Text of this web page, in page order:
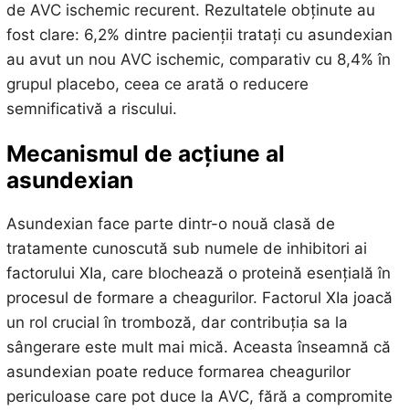
de AVC ischemic recurent. Rezultatele obținute au
fost clare: 6,2% dintre pacienții tratați cu asundexian
au avut un nou AVC ischemic, comparativ cu 8,4% în
grupul placebo, ceea ce arată o reducere
semnificativă a riscului.
Mecanismul de acțiune al
asundexian
Asundexian face parte dintr-o nouă clasă de
tratamente cunoscută sub numele de inhibitori ai
factorului XIa, care blochează o proteină esențială în
procesul de formare a cheagurilor. Factorul XIa joacă
un rol crucial în tromboză, dar contribuția sa la
sângerare este mult mai mică. Aceasta înseamnă că
asundexian poate reduce formarea cheagurilor
periculoase care pot duce la AVC, fără a compromite